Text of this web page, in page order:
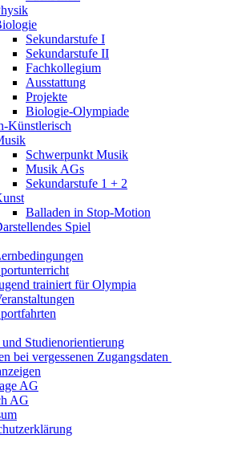
Sekundarstufe I
Sekundarstufe II
Fachkollegium
Ausstattung
Projekte
Biologie-Olympiade
Künstlerisch
Schwerpunkt Musik
Musik AGs
Sekundarstufe 1 + 2
Balladen in Stop-Motion
Spiel
trainiert für Olympia
Studienorientierung
bei vergessenen Zugangsdaten
AG
AG